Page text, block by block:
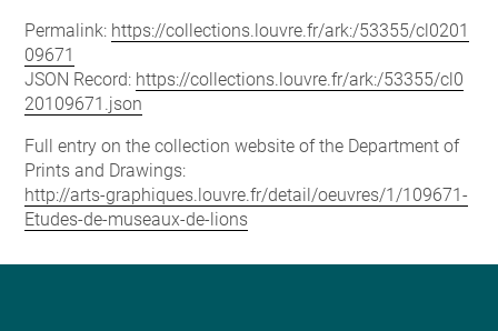
Permalink: https://collections.louvre.fr/ark:/53355/cl0201
09671
JSON Record: https://collections.louvre.fr/ark:/53355/cl0
20109671.json
Full entry on the collection website of the Department of
Prints and Drawings:
http://arts-graphiques.louvre.fr/detail/oeuvres/1/109671-
Etudes-de-museaux-de-lions